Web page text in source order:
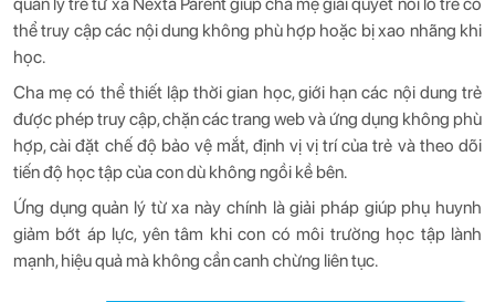
thể truy cập các nội dung không phù hợp hoặc bị xao nhãng khi
học.
Cha mẹ có thể thiết lập thời gian học, giới hạn các nội dung trẻ
được phép truy cập, chặn các trang web và ứng dụng không phù
hợp, cài đặt chế độ bảo vệ mắt, định vị vị trí của trẻ và theo dõi
tiến độ học tập của con dù không ngồi kề bên.
Ứng dụng quản lý từ xa này chính là giải pháp giúp phụ huynh
giảm bớt áp lực, yên tâm khi con có môi trường học tập lành
mạnh, hiệu quả mà không cần canh chừng liên tục.